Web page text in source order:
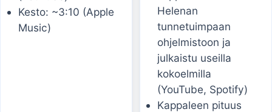
Kesto: ~3:10 (Apple
Music)
Helenan
tunnetuimpaan
ohjelmistoon ja
julkaistu useilla
kokoelmilla
(YouTube, Spotify)
Kappaleen pituus